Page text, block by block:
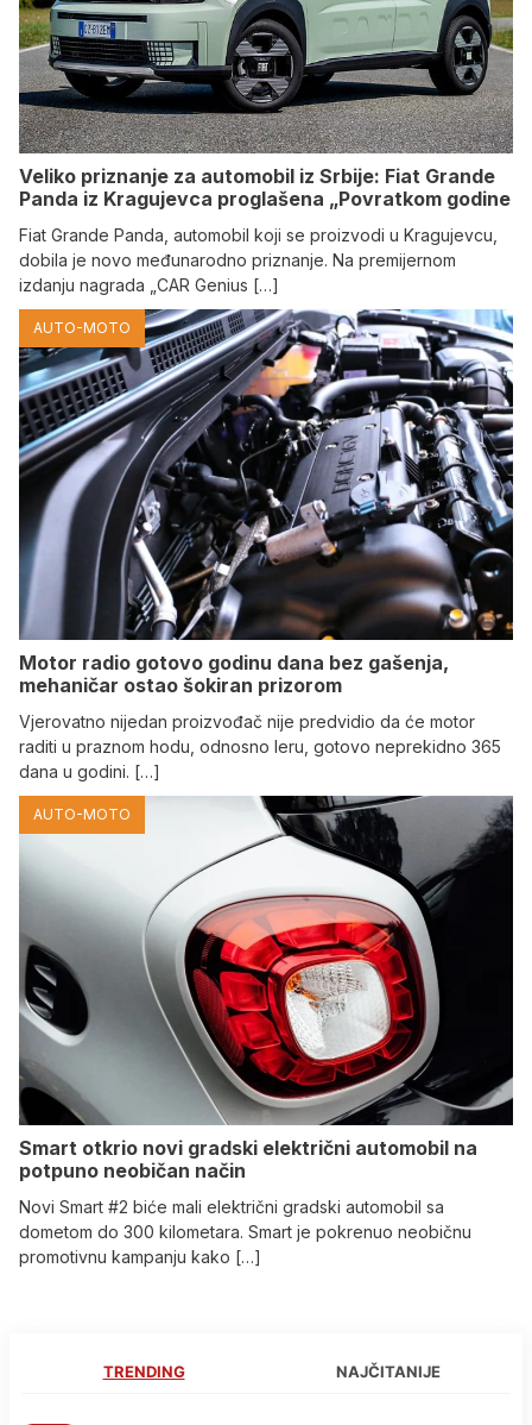
Veliko priznanje za automobil iz Srbije: Fiat Grande
Panda iz Kragujevca proglašena „Povratkom godine
Fiat Grande Panda, automobil koji se proizvodi u Kragujevcu,
dobila je novo međunarodno priznanje. Na premijernom
izdanju nagrada „CAR Genius […]
AUTO-MOTO
Motor radio gotovo godinu dana bez gašenja,
mehaničar ostao šokiran prizorom
Vjerovatno nijedan proizvođač nije predvidio da će motor
raditi u praznom hodu, odnosno leru, gotovo neprekidno 365
dana u godini. […]
AUTO-MOTO
Smart otkrio novi gradski električni automobil na
potpuno neobičan način
Novi Smart #2 biće mali električni gradski automobil sa
dometom do 300 kilometara. Smart je pokrenuo neobičnu
promotivnu kampanju kako […]
TRENDING NAJČITANIJE